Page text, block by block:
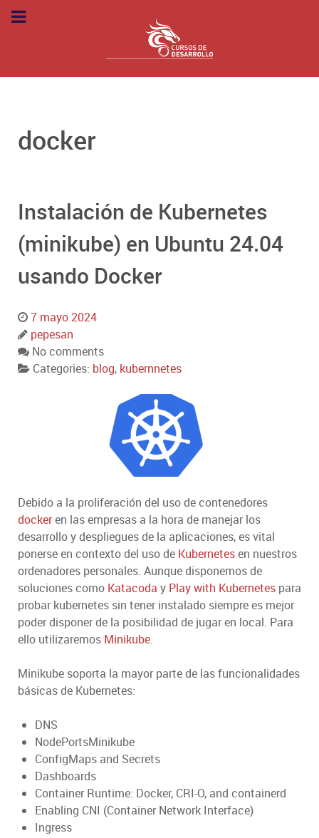
docker
Instalación de Kubernetes
(minikube) en Ubuntu 24.04
usando Docker
7 mayo 2024
pepesan
No comments
Categories: blog, kubernnetes
Debido a la proliferación del uso de contenedores
dockeren las empresas a la hora de manejar los
desarrollo y despliegues de la aplicaciones, es vital
ponerse en contexto del uso de Kubernetesen nuestros
ordenadores personales. Aunque disponemos de
soluciones como Katacoda y Play with Kubernetes para
probar kubernetes sin tener instalado siempre es mejor
poder disponer de la posibilidad de jugar en local. Para
ello utilizaremos Minikube.
Minikube soporta la mayor parte de las funcionalidades
básicas de Kubernetes:
DNS
NodePortsMinikube
ConfigMaps and Secrets
Dashboards
Container Runtime: Docker, CRI-O, and containerd
Enabling CNI (Container Network Interface)
Ingress